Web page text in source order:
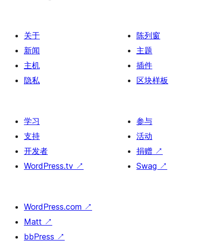
关于
新闻
主机
隐私
陈列窗
主题
插件
区块样板
学习
支持
开发者
WordPress.tv ↗
参与
活动
捐赠 ↗
Swag ↗
WordPress.com ↗
Matt ↗
bbPress ↗